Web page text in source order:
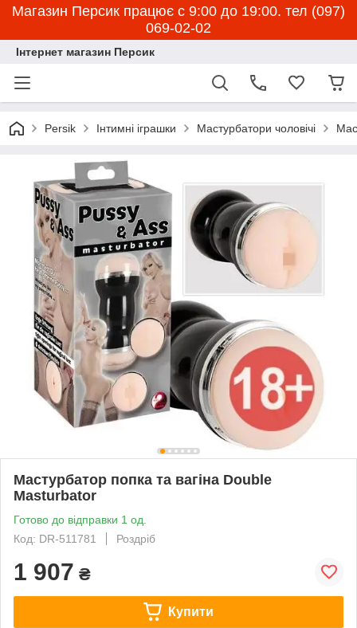
Магазин Персик працює с 9:00 до 19:00. тел (097)
069-02-02
Інтернет магазин Персик
Persik Інтимні іграшки Мастурбатори чоловічі
Мастурбатор попка та вагіна Double
Masturbator
Готово до відправки 1 од.
Код: DR-511781
Роздріб
1 907 ₴
Купити